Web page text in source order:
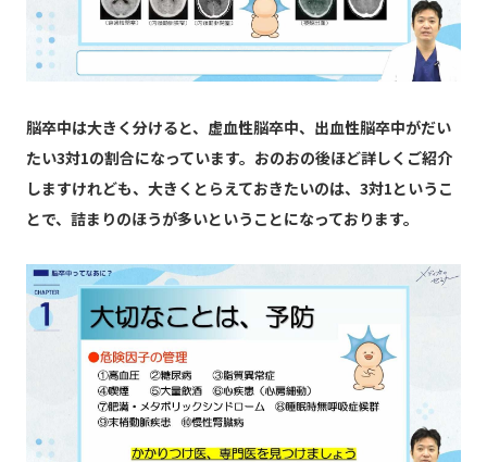
脳卒中は大きく分けると、虚血性脳卒中、出血性脳卒中がだい
たい3対1の割合になっています。おのおの後ほど詳しくご紹介
しますけれども、大きくとらえておきたいのは、3対1というこ
とで、詰まりのほうが多いということになっております。